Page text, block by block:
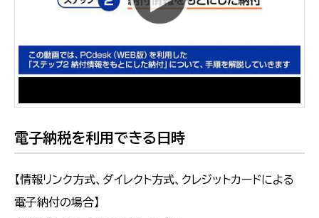
電子納税を利用できる日時
【情報リンク方式、ダイレクト方式、クレジットカードによる
電子納付の場合】